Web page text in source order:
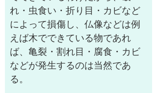
れ・虫食い・折り目・カビなど
によって損傷し、仏像などは例
えば木でできている物であれ
ば、亀裂・割れ目・腐食・カビ
などが発生するのは当然であ
る。